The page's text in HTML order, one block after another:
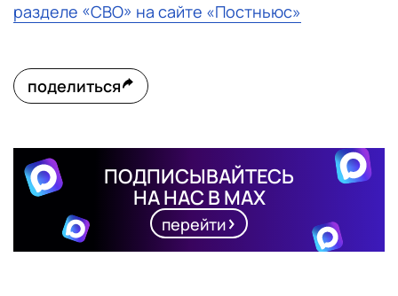
разделе «СВО» на сайте «Постньюс»
поделиться
ПОДПИСЫВАЙТЕСЬ
НА НАС В MAX
перейти